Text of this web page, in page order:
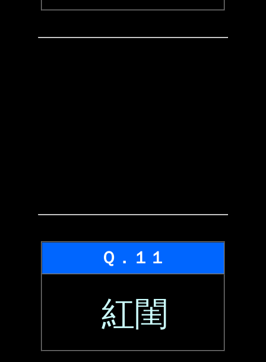
Ｑ．１１
紅閨